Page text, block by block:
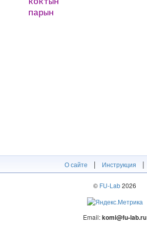
парын
О сайте | Инструкция |
© FU-Lab2026
Email:komi@fu-lab.ru